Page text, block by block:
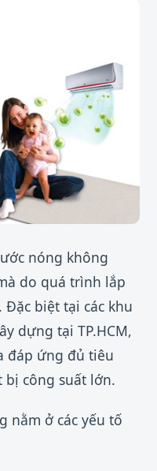
nóng không
do quá trình lắp
Đặc biệt tại các khu
dựng tại TP.HCM,
đáp ứng đủ tiêu
bị công suất lớn.
nằm ở các yếu tố